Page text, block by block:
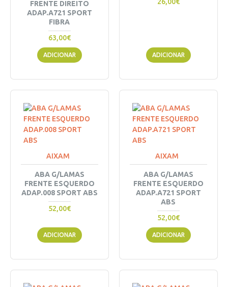
FRENTE DIREITO
ADAP.A721 SPORT
FIBRA
63,00€
ADICIONAR ADICIONAR
AIXAM
ABA G/LAMAS
FRENTE ESQUERDO
ADAP.008 SPORT ABS
52,00€
ADICIONAR
AIXAM
ABA G/LAMAS
FRENTE ESQUERDO
ADAP.A721 SPORT
ABS
52,00€
ADICIONAR